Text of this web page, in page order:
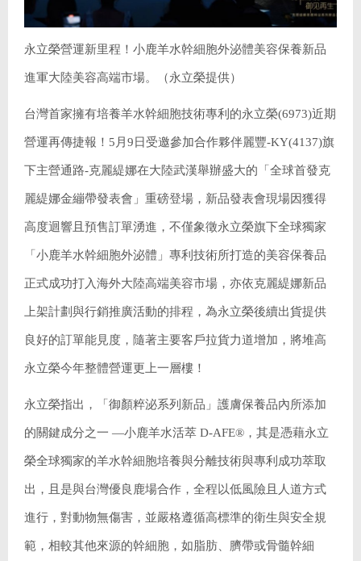
永立榮營運新里程！小鹿羊水幹細胞外泌體美容保養新品
進軍大陸美容高端市場。（永立榮提供）
台灣首家擁有培養羊水幹細胞技術專利的永立榮(6973)近期
營運再傳捷報！5月9日受邀參加合作夥伴麗豐-KY(4137)旗
下主營通路-克麗緹娜在大陸武漢舉辦盛大的「全球首發克
麗緹娜金繃帶發表會」重磅登場，新品發表會現場因獲得
高度迴響且預售訂單湧進，不僅象徵永立榮旗下全球獨家
「小鹿羊水幹細胞外泌體」專利技術所打造的美容保養品
正式成功打入海外大陸高端美容市場，亦依克麗緹娜新品
上架計劃與行銷推廣活動的排程，為永立榮後續出貨提供
良好的訂單能見度，隨著主要客戶拉貨力道增加，將堆高
永立榮今年整體營運更上一層樓！
永立榮指出，「御顏粹泌系列新品」護膚保養品內所添加
的關鍵成分之一 —小鹿羊水活萃 D-AFE®，其是憑藉永立
榮全球獨家的羊水幹細胞培養與分離技術與專利成功萃取
出，且是與台灣優良鹿場合作，全程以低風險且人道方式
進行，對動物無傷害，並嚴格遵循高標準的衛生與安全規
範，相較其他來源的幹細胞，如脂肪、臍帶或骨髓幹細